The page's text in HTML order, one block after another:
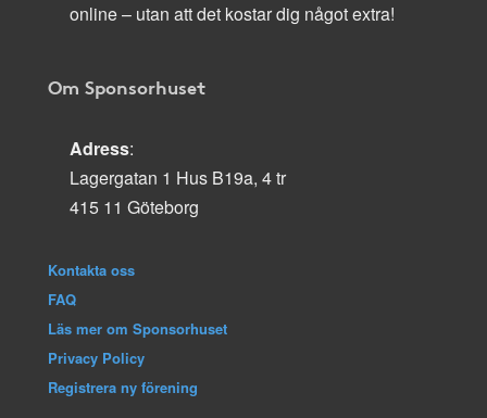
online – utan att det kostar dig något extra!
Om Sponsorhuset
Adress:
Lagergatan 1 Hus B19a, 4 tr
415 11 Göteborg
Kontakta oss
FAQ
Läs mer om Sponsorhuset
Privacy Policy
Registrera ny förening